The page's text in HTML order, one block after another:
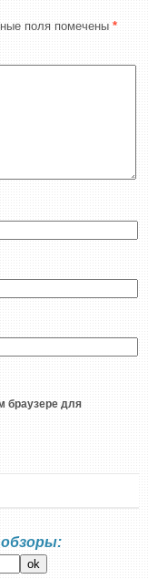
поля помечены *
браузере для